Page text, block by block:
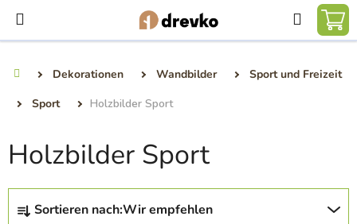
Inhalt
springen
Suchen
Dekorationen Wandbilder
Sport und Freizeit
Sport
Holzbilder Sport
Holzbilder Sport
P
Sortieren nach:Wir empfehlen